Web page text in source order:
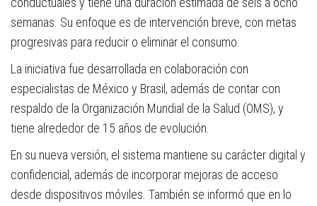
semanas. Su enfoque es de intervención breve, con metas
progresivas para reducir o eliminar el consumo.
La iniciativa fue desarrollada en colaboración con
especialistas de México y Brasil, además de contar con
respaldo de la Organización Mundial de la Salud (OMS), y
tiene alrededor de 15 años de evolución.
En su nueva versión, el sistema mantiene su carácter digital y
confidencial, además de incorporar mejoras de acceso
desde dispositivos móviles. También se informó que en lo